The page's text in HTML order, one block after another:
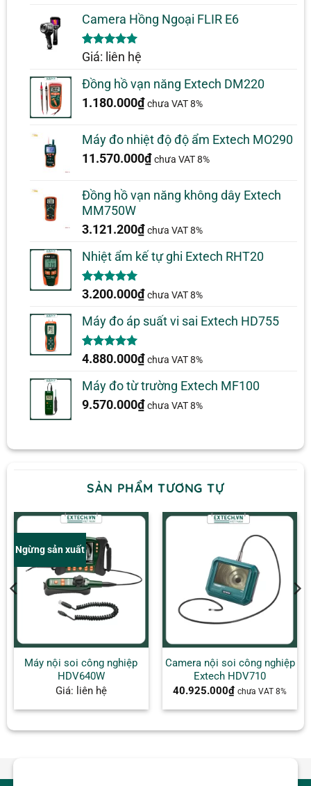
Camera Hồng Ngoại FLIR E6
5.00trên 5
1
đánh giá
Giá: liên hệ
Đồng hồ vạn năng Extech DM220
1.180.000₫ chưa VAT 8%
Máy đo nhiệt độ độ ẩm Extech MO290
11.570.000₫ chưa VAT 8%
Đồng hồ vạn năng không dây Extech
MM750W
3.121.200₫ chưa VAT 8%
Nhiệt ẩm kế tự ghi Extech RHT20
5.00trên 5
2
đánh giá
3.200.000₫ chưa VAT 8%
Máy đo áp suất vi sai Extech HD755
5.00trên 5
1
đánh giá
4.880.000₫ chưa VAT 8%
Máy đo từ trường Extech MF100
9.570.000₫ chưa VAT 8%
SẢN PHẨM TƯƠNG TỰ
Ngừng sản xuất
Máy nội soi công nghiệp
HDV640W
Giá: liên hệ
Camera nội soi công nghiệp
Extech HDV710
40.925.000₫ chưa VAT 8%